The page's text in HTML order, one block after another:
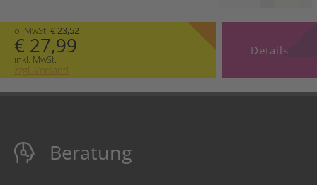
o. MwSt. € 23,52
€ 27,99
inkl. MwSt.
zzgl. Versand
Details
Beratung